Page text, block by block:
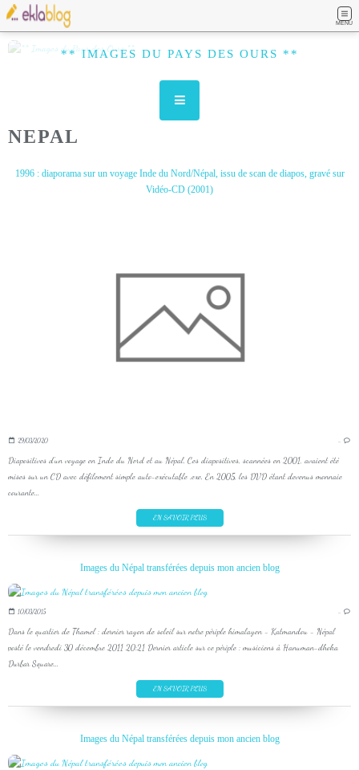
MENU
** IMAGES DU PAYS DES OURS **
NEPAL
1996 : diaporama sur un voyage Inde du Nord/Népal, issu de scan de diapos, gravé sur
Vidéo-CD (2001)
29/03/2020 …
Diapositives d'un voyage en Inde du Nord et au Népal. Ces diapositives, scannées en 2001, avaient été
mises sur un CD avec défilement simple auto-exécutable .exe. En 2005, les DVD étant devenus monnaie
courante...
EN SAVOIR PLUS
Images du Népal transférées depuis mon ancien blog
10/03/2015 …
Dans le quartier de Thamel : dernier rayon de soleil sur notre périple himalayen - Katmandou - Népal
posté le vendredi 30 décembre 2011 20:21 Dernier article sur ce périple : musiciens à Hanuman-dhoka
Durbar Square...
EN SAVOIR PLUS
Images du Népal transférées depuis mon ancien blog